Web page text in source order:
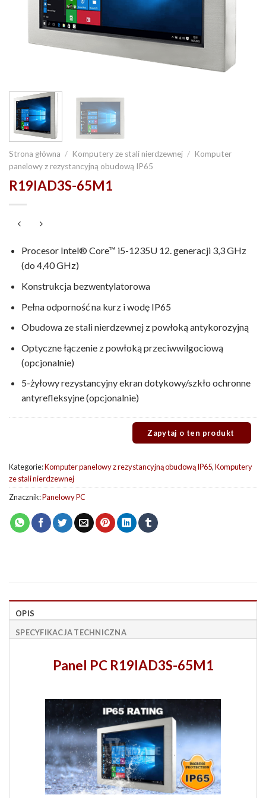
Strona główna / Komputery ze stali nierdzewnej / Komputer
panelowy z rezystancyjną obudową IP65
R19IAD3S-65M1
Procesor Intel® Core™ i5-1235U 12. generacji 3,3 GHz
(do 4,40 GHz)
Konstrukcja bezwentylatorowa
Pełna odporność na kurz i wodę IP65
Obudowa ze stali nierdzewnej z powłoką antykorozyjną
Optyczne łączenie z powłoką przeciwwilgociową
(opcjonalnie)
5-żyłowy rezystancyjny ekran dotykowy/szkło ochronne
antyrefleksyjne (opcjonalnie)
Kategorie:Komputer panelowy z rezystancyjną obudową IP65,Komputery
ze stali nierdzewnej
Znacznik:Panelowy PC
OPIS
SPECYFIKACJA TECHNICZNA
Panel PC R19IAD3S-65M1